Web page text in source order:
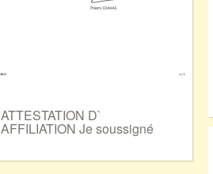
ATTESTATION D`
AFFILIATION Je soussigné